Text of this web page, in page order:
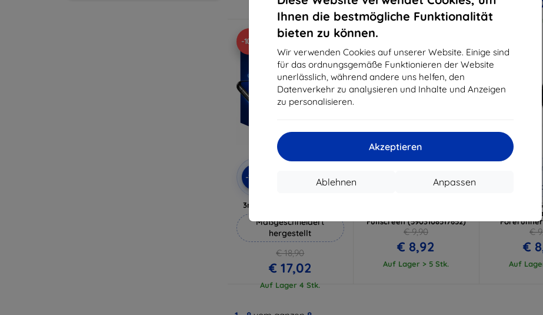
Ihnen die bestmögliche Funktionalität
bieten zu können.
Wir verwenden Cookies auf unserer Website. Einige sind
für das ordnungsgemäße Funktionieren der Website
unerlässlich, während andere uns helfen, den
Datenverkehr zu analysieren und Inhalte und Anzeigen
zu personalisieren.
Akzeptieren
Anpassen
Ablehnen
Auf Lager 3 Stk. Auf Lager > 5 Stk. Auf
-10%
-10% EXTRA10
3mk Hammer Schutzfolie
Maßgeschneidert
hergestellt
€ 18,90
€ 17,02
Auf Lager 4 Stk.
Gutschein
Fullscreen (5903108517652)
€ 9,90
€ 8,92
Auf Lager > 5 Stk.
3MK
€
€
Auf